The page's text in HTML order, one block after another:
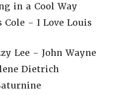
in a Cool Way
Cole - I Love Louis
Lee - John Wayne
Dietrich